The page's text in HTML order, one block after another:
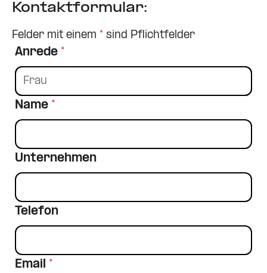
Kon­takt­for­mular:
Felder mit einem * sind Pflichtfelder
Anrede *
Name *
Unternehmen
Telefon
Email *